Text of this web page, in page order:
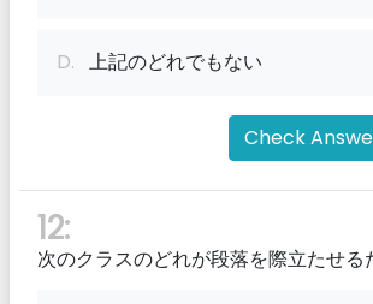
D. 上記のどれでもない
Check
12:
次のクラスのどれが段落を際立たせ